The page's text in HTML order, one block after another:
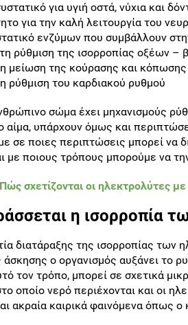
για υγιή οστά, νύχια και
για την καλή λειτουργία του
ενζύμων που συμβάλλουν
ρύθμιση της ισορροπίας οξέων –
μείωση της κούρασης και κόπωσης
ρύθμιση του καρδιακού ρυθμού
σώμα έχει μηχανισμούς
υπάρχουν όμως και
σε ποιες περιπτώσεις μπορεί να
με ποιους τρόπους μπορούμε να
Πώς σχετίζονται οι ηλεκτρολύτες
η ισορροπία
διατάραξης της ισορροπίας των
ο οργανισμός αυξάνει το
τον τρόπο, μπορεί σε σχετικά
οποίο νερό περιέχονται και οι
ακραία καιρικά φαινόμενα όπως ο